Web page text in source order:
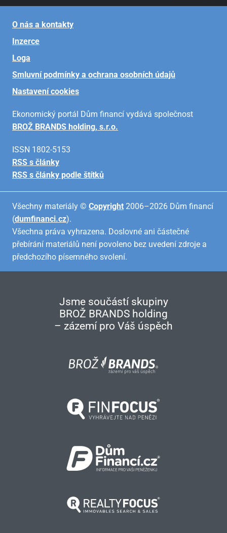
O nás a kontakty
Inzerce
Loga
Smluvní podmínky a ochrana osobních údajů
Nastavení cookies
Ekonomický portál Dům financí vydává společnost
BROŽ BRANDS holding, s.r.o.
ISSN 1802-5153
RSS s články
RSS s články podle štítků
Všechny materiály © Copyright 2006–2026 Dům financí
(dumfinanci.cz).
Všechna práva vyhrazena. Doslovné ani částečné
přebírání materiálů není povoleno bez uvedení zdroje a
předchozího písemného svolení.
Jsme součástí skupiny
BROŽ BRANDS holding
– zázemí pro Váš úspěch